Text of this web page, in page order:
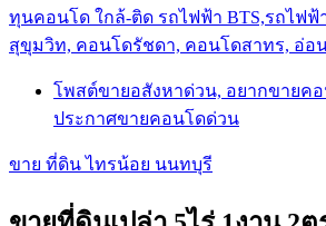
ทุนคอนโด ใกล้-ติด รถไฟฟ้า BTS,รถไฟฟ้
สุขุมวิท, คอนโดรัชดา, คอนโดสาทร, อ่อ
โพสต์ขายอสังหาด่วน, อยากขายค
ประกาศขายคอนโดด่วน
ขาย ที่ดิน ไทรน้อย นนทบุรี